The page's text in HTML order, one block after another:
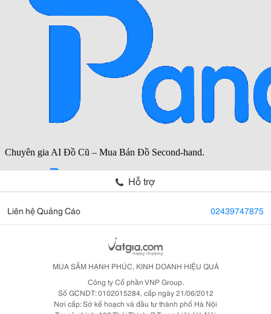
Hỗ trợ
Liên hệ Quảng Cáo 02439747875
MUA SẮM HẠNH PHÚC, KINH DOANH HIỆU QUẢ
Công ty Cổ phần VNP Group.
Số GCNDT: 0102015284, cấp ngày 21/06/2012
Nơi cấp: Sở kế hoạch và đầu tư thành phố Hà Nội